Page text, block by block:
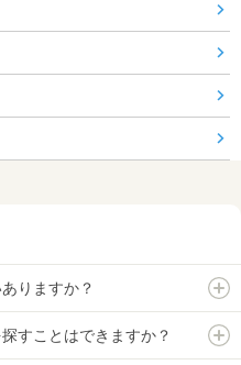
りますか？
すことはできますか？